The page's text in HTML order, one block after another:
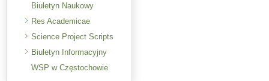
Biuletyn Naukowy
Res Academicae
Science Project Scripts
Biuletyn Informacyjny
WSP w Częstochowie